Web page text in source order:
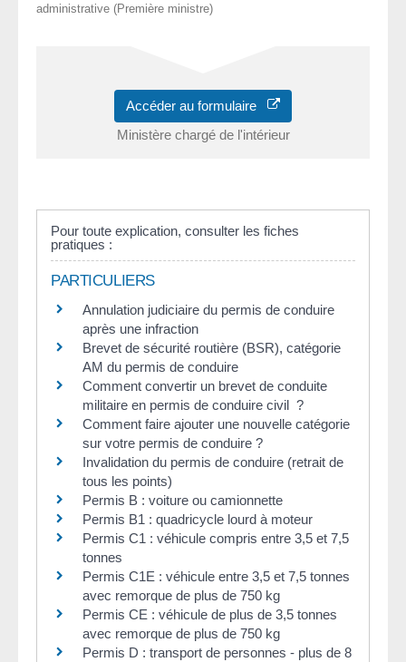
administrative (Première ministre)
Accéder au formulaire
Ministère chargé de l'intérieur
Pour toute explication, consulter les fiches
pratiques :
PARTICULIERS
Annulation judiciaire du permis de conduire
après une infraction
Brevet de sécurité routière (BSR), catégorie
AM du permis de conduire
Comment convertir un brevet de conduite
militaire en permis de conduire civil ?
Comment faire ajouter une nouvelle catégorie
sur votre permis de conduire ?
Invalidation du permis de conduire (retrait de
tous les points)
Permis B : voiture ou camionnette
Permis B1 : quadricycle lourd à moteur
Permis C1 : véhicule compris entre 3,5 et 7,5
tonnes
Permis C1E : véhicule entre 3,5 et 7,5 tonnes
avec remorque de plus de 750 kg
Permis CE : véhicule de plus de 3,5 tonnes
avec remorque de plus de 750 kg
Permis D : transport de personnes - plus de 8